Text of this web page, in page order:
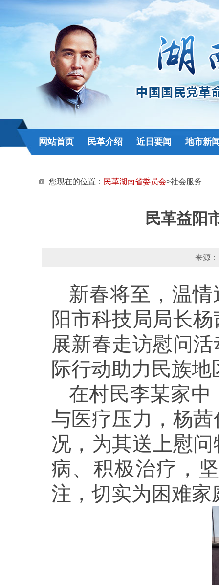
网站首页 民革介绍 近日要闻 地市新
您现在的位置： 民革湖南省委员会>社会服务
民革益阳
来源
新春将至，温
阳市科技局局长
展新春走访慰问
际行动助力民族地
在村民李某家
与医疗压力，杨
况，为其送上慰
病、积极治疗，
注，切实为困难家